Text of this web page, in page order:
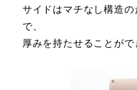
サイドはマチなし構造
で、
厚みを持たせることがで